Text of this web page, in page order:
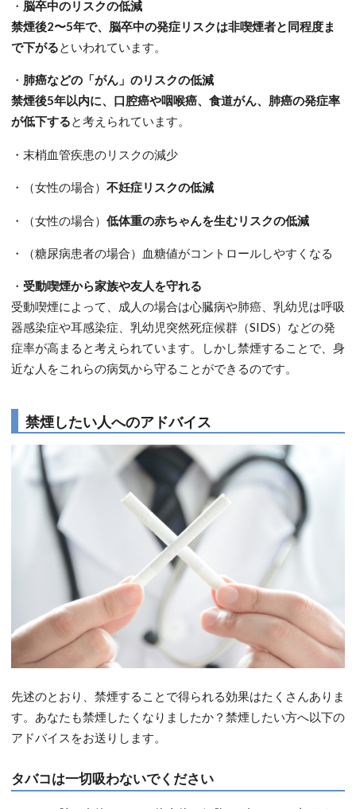
・ 脳卒中のリスクの低減
禁煙後2〜5年で、脳卒中の発症リスクは非喫煙者と同程度ま
で下がるといわれています。
・ 肺癌などの「がん」のリスクの低減
禁煙後5年以内に、口腔癌や咽喉癌、食道がん、肺癌の発症率
が低下すると考えられています。
・末梢血管疾患のリスクの減少
・（女性の場合） 不妊症リスクの低減
・（女性の場合） 低体重の赤ちゃんを生むリスクの低減
・（糖尿病患者の場合）血糖値がコントロールしやすくなる
・ 受動喫煙から家族や友人を守れる
受動喫煙によって、成人の場合は心臓病や肺癌、乳幼児は呼吸
器感染症や耳感染症、乳幼児突然死症候群（SIDS）などの発
症率が高まると考えられています。しかし禁煙することで、身
近な人をこれらの病気から守ることができるのです。
禁煙したい人へのアドバイス
先述のとおり、禁煙することで得られる効果はたくさんありま
す。あなたも禁煙したくなりましたか？禁煙したい方へ以下の
アドバイスをお送りします。
タバコは一切吸わないでください